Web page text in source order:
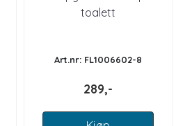
toalett
Art.nr: FL1006602-8
289,-